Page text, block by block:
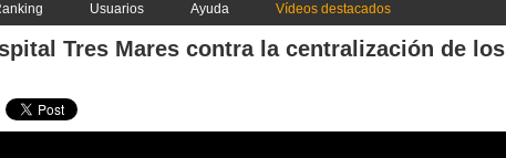
Usuarios Ayuda Vídeos destacados
Tres Mares contra la centralización de los